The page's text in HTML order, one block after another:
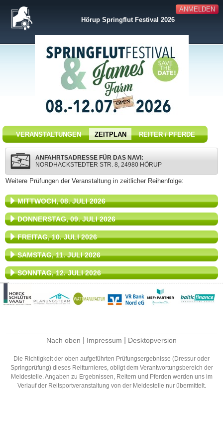
ANMELDEN
Hörup Springflut Festival 2026
VERANSTALTUNGEN ZEITPLAN REITER / PFERDE
ANFAHRTSADRESSE FÜR DAS NAVI:
NORDHACKSTEDTER STR. 8, 24980 HÖRUP
Weitere Prüfungen der Veranstaltung in zeitlicher Reihenfolge:
MITTWOCH, 08. JULI 2026
DONNERSTAG, 09. JULI 2026
FREITAG, 10. JULI 2026
SAMSTAG, 11. JULI 2026
SONNTAG, 12. JULI 2026
Nach oben Impressum Desktopversion
Die Richtigkeit der oben aufgeführten Prüfungsergebnisse (Dressur oder
Springprüfung) dieses Reitturnieres, obligt dem Verantwortungsbereich der
Meldestelle. Angaben zu Ergebnissen, Reitern und Pferden werden uns im
Verlauf der Reitsportveranstaltung von der Meldestelle nur übermittelt.